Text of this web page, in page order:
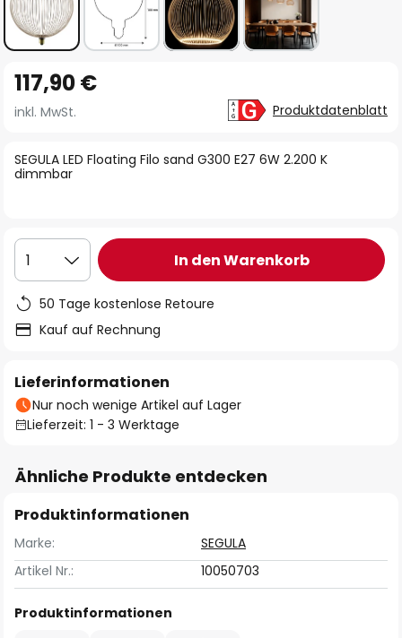
Anfang
der
springen
SEGULA LED Floating Filo sand G300 E27 6W 2.200 K
dimmbar
117,90 €
inkl. MwSt. Produktdatenblatt
1 In den Warenkorb
50 Tage kostenlose Retoure
Kauf auf Rechnung
Lieferinformationen
Nur noch wenige Artikel auf Lager
Lieferzeit: 1 - 3 Werktage
Ähnliche Produkte entdecken
Produktinformationen
Marke:
SEGULA
Artikel Nr.:
10050703
Produktinformationen